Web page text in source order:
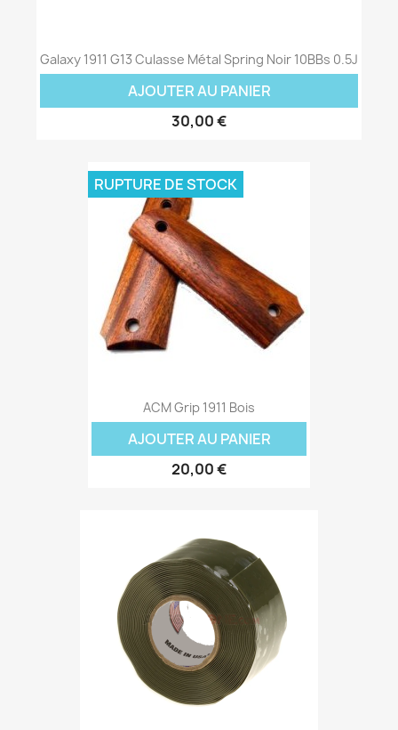
Galaxy 1911 G13 Culasse Métal Spring Noir 10BBs 0.5J
AJOUTER AU PANIER
30,00 €
ACM Grip 1911 Bois
AJOUTER AU PANIER
20,00 €
RUPTURE DE STOCK